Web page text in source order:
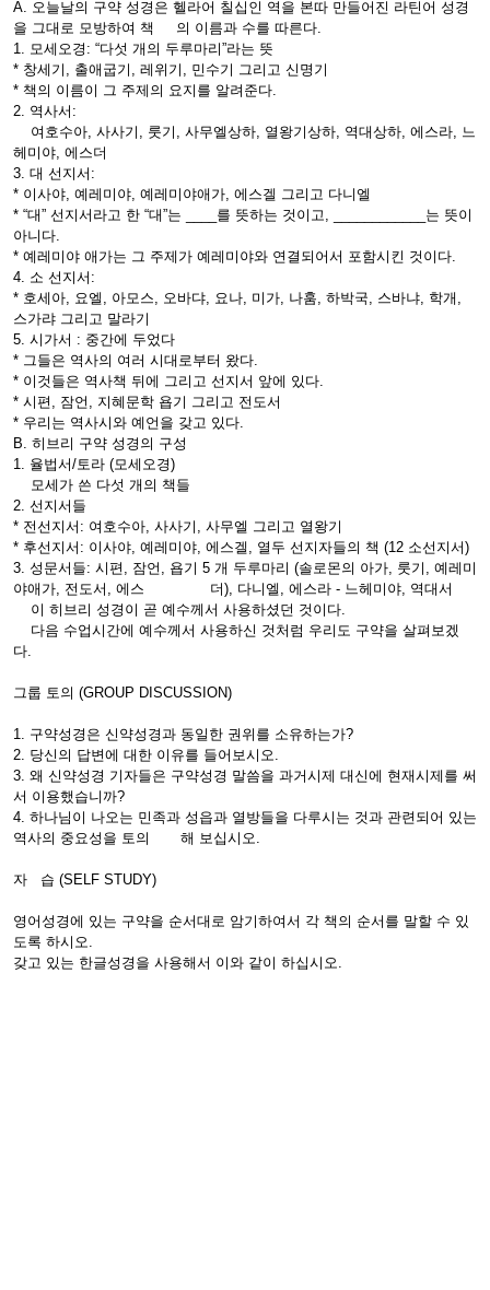
A. 오늘날의 구약 성경은 헬라어 칠십인 역을 본따 만들어진 라틴어 성경
을 그대로 모방하여 책 의 이름과 수를 따른다.
1. 모세오경: “다섯 개의 두루마리”라는 뜻
* 창세기, 출애굽기, 레위기, 민수기 그리고 신명기
* 책의 이름이 그 주제의 요지를 알려준다.
2. 역사서:
여호수아, 사사기, 룻기, 사무엘상하, 열왕기상하, 역대상하, 에스라, 느
헤미야, 에스더
3. 대 선지서:
* 이사야, 예레미야, 예레미야애가, 에스겔 그리고 다니엘
* “대” 선지서라고 한 “대”는 ____를 뜻하는 것이고, ____________는 뜻이
아니다.
* 예레미야 애가는 그 주제가 예레미야와 연결되어서 포함시킨 것이다.
4. 소 선지서:
* 호세아, 요엘, 아모스, 오바댜, 요나, 미가, 나훔, 하박국, 스바냐, 학개,
스가랴 그리고 말라기
5. 시가서 : 중간에 두었다
* 그들은 역사의 여러 시대로부터 왔다.
* 이것들은 역사책 뒤에 그리고 선지서 앞에 있다.
* 시편, 잠언, 지혜문학 욥기 그리고 전도서
* 우리는 역사시와 예언을 갖고 있다.
B. 히브리 구약 성경의 구성
1. 율법서/토라 (모세오경)
모세가 쓴 다섯 개의 책들
2. 선지서들
* 전선지서: 여호수아, 사사기, 사무엘 그리고 열왕기
* 후선지서: 이사야, 예레미야, 에스겔, 열두 선지자들의 책 (12 소선지서)
3. 성문서들: 시편, 잠언, 욥기 5 개 두루마리 (솔로몬의 아가, 룻기, 예레미
야애가, 전도서, 에스 더), 다니엘, 에스라 - 느헤미야, 역대서
이 히브리 성경이 곧 예수께서 사용하셨던 것이다.
다음 수업시간에 예수께서 사용하신 것처럼 우리도 구약을 살펴보겠
다.
그룹 토의 (GROUP DISCUSSION)
1. 구약성경은 신약성경과 동일한 권위를 소유하는가?
2. 당신의 답변에 대한 이유를 들어보시오.
3. 왜 신약성경 기자들은 구약성경 말씀을 과거시제 대신에 현재시제를 써
서 이용했습니까?
4. 하나님이 나오는 민족과 성읍과 열방들을 다루시는 것과 관련되어 있는
역사의 중요성을 토의 해 보십시오.
자 습 (SELF STUDY)
영어성경에 있는 구약을 순서대로 암기하여서 각 책의 순서를 말할 수 있
도록 하시오.
갖고 있는 한글성경을 사용해서 이와 같이 하십시오.